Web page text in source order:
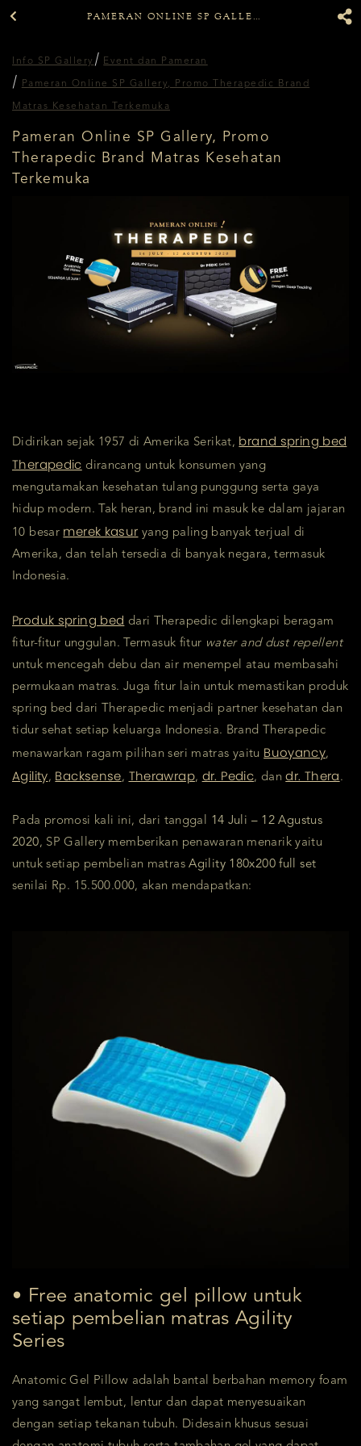
PAMERAN ONLINE SP GALLERY, PROMO THERAPEDIC BRAND MATRAS KESEHATAN TERKEMUKA
Info SP Gallery Event dan Pameran
Pameran Online SP Gallery, Promo Therapedic Brand
Matras Kesehatan Terkemuka
Pameran Online SP Gallery, Promo
Therapedic Brand Matras Kesehatan
Terkemuka
Didirikan sejak 1957 di Amerika Serikat, brand spring bed
Therapedic dirancang untuk konsumen yang
mengutamakan kesehatan tulang punggung serta gaya
hidup modern. Tak heran, brand ini masuk ke dalam jajaran
10 besar merek kasur yang paling banyak terjual di
Amerika, dan telah tersedia di banyak negara, termasuk
Indonesia.
Produk spring bed dari Therapedic dilengkapi beragam
fitur-fitur unggulan. Termasuk fitur water and dust repellent
untuk mencegah debu dan air menempel atau membasahi
permukaan matras. Juga fitur lain untuk memastikan produk
spring bed dari Therapedic menjadi partner kesehatan dan
tidur sehat setiap keluarga Indonesia. Brand Therapedic
menawarkan ragam pilihan seri matras yaitu Buoyancy,
Agility, Backsense, Therawrap, dr. Pedic, dandr. Thera .
Pada promosi kali ini, dari tanggal 14 Juli – 12 Agustus
2020, SP Gallery memberikan penawaran menarik yaitu
untuk setiap pembelian matrasAgility 180x200 full set
senilai Rp. 15.500.000, akan mendapatkan:
• Free anatomic gel pillow untuk
setiap pembelian matras Agility
Series
Anatomic Gel Pillow adalah bantal berbahan memory foam
yang sangat lembut, lentur dan dapat menyesuaikan
dengan setiap tekanan tubuh. Didesain khusus sesuai